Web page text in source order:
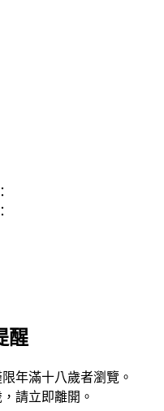
醒
年滿十八歲者瀏覽。
請立即離開。